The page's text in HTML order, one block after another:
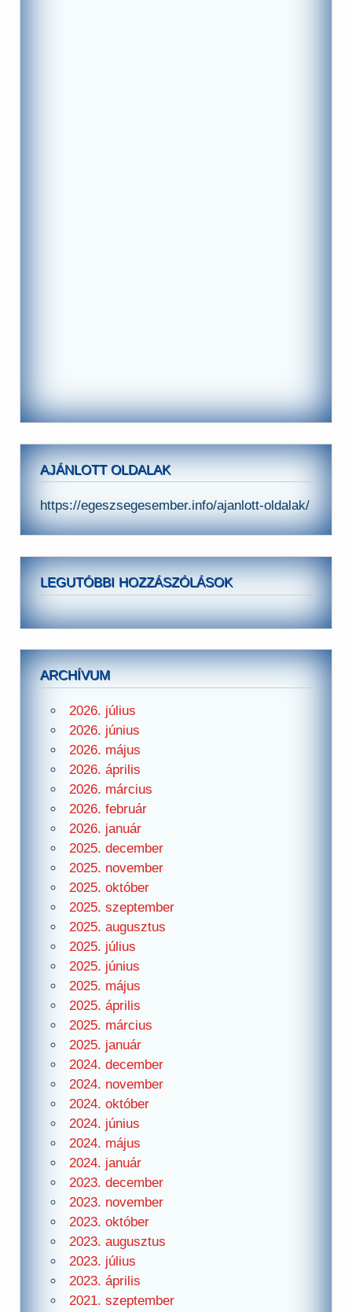
AJÁNLOTT OLDALAK
https://egeszsegesember.info/ajanlott-oldalak/
LEGUTÓBBI HOZZÁSZÓLÁSOK
ARCHÍVUM
2026. július
2026. június
2026. május
2026. április
2026. március
2026. február
2026. január
2025. december
2025. november
2025. október
2025. szeptember
2025. augusztus
2025. július
2025. június
2025. május
2025. április
2025. március
2025. január
2024. december
2024. november
2024. október
2024. június
2024. május
2024. január
2023. december
2023. november
2023. október
2023. augusztus
2023. július
2023. április
2021. szeptember